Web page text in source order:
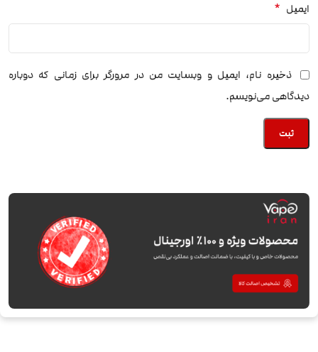
ایمیل *
ذخیره نام، ایمیل و وبسایت من در مرورگر برای زمانی که دوباره
دیدگاهی می‌نویسم.